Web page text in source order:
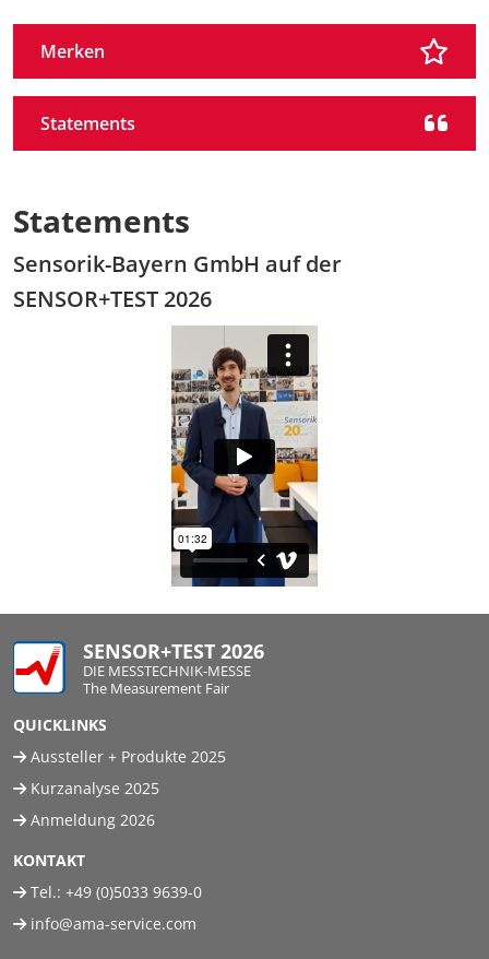
Merken
Statements
Statements
Sensorik-Bayern GmbH auf der
SENSOR+TEST 2026
SENSOR+TEST 2026
DIE MESSTECHNIK-MESSE
The Measurement Fair
QUICKLINKS
Aussteller + Produkte 2025
Kurzanalyse 2025
Anmeldung 2026
KONTAKT
Tel.: +49 (0)5033 9639-0
info@ama-service.com